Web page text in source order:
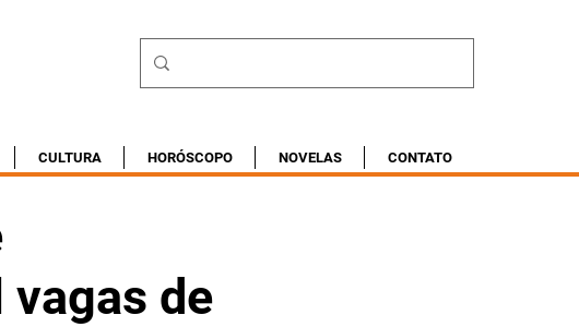
CULTURA HORÓSCOPO NOVELAS CONTATO
de